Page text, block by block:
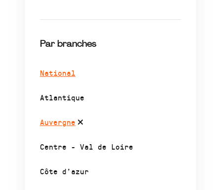
Par branches
National
Atlantique
Auvergne
Centre - Val de Loire
Côte d’azur